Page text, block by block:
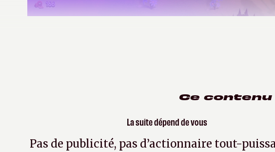
Ce
La suite dépend de vous
Pas de publicité, pas d’actionnaire tout-